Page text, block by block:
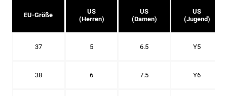
EU-Größe
US
(Herren)
US
(Damen)
US
(Jugend)
37 5 6.5 Y5
38 6 7.5 Y6